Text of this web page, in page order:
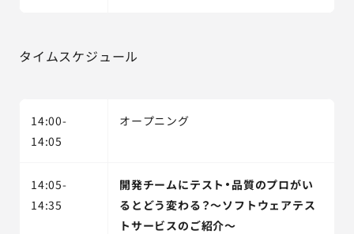
タイムスケジュール
14:00-
14:05
オープニング
14:05-
14:35
開発チームにテスト・品質のプロがい
るとどう変わる？～ソフトウェアテス
トサービスのご紹介～